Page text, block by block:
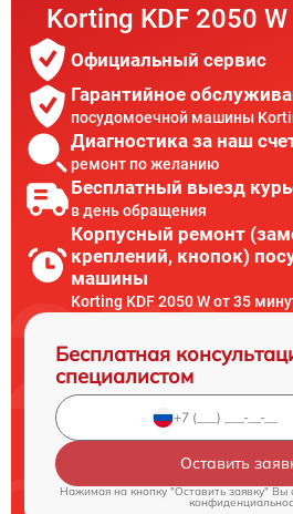
Korting KDF 2050 W
Официальный сервис
Гарантийное
посудомоечной машины
Диагностика за наш
ремонт по желанию
Бесплатный выезд
в день обращения
Корпусный ремонт
креплений, кнопок)
машины
Korting KDF 2050 W от 35
Бесплатная
специалистом
Оставить
Нажимая на кнопку "Оставить заявку" Вы